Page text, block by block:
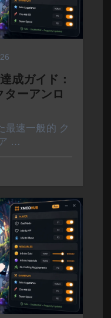
成ガイド：
ターアンロ
最速一般的 ク
…